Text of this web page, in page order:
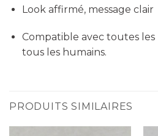
Look affirmé, message clair
Compatible avec toutes les
tous les humains.
PRODUITS SIMILAIRES